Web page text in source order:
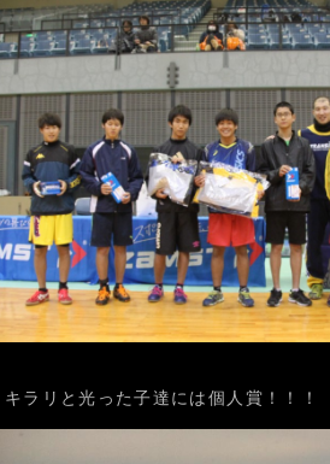
ラリと光った子達には個人賞！！！